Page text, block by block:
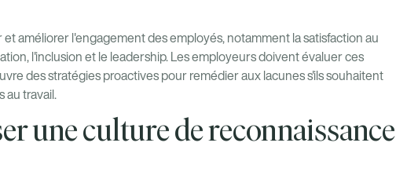
améliorer l'engagement des employés, notamment la satisfaction au
l'inclusion et le leadership. Les employeurs doivent évaluer ces
des stratégies proactives pour remédier aux lacunes s'ils souhaitent
au travail.
une culture de reconnaissance